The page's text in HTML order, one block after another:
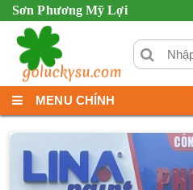
Sơn Phương Mỹ Lợi
MENU CHÍNH